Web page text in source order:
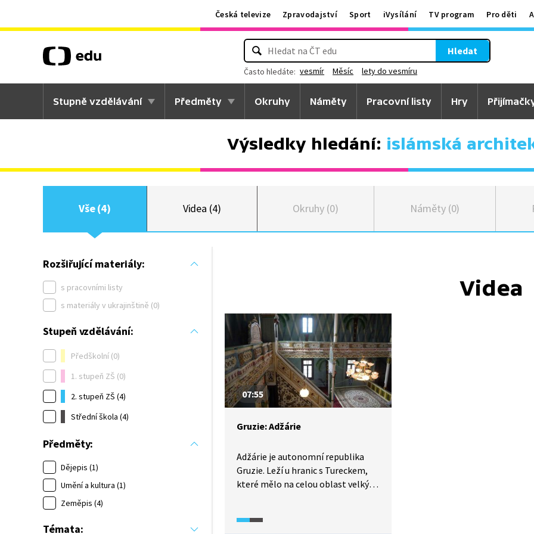
Česká televize Zpravodajství Sport iVysílání TV program Pro děti
Hledat
Často hledáte: vesmír Měsíc lety do vesmíru
Stupně vzdělávání Předměty Okruhy Náměty Pracovní listy Hry
Výsledky hledání: islámská
Vše (4) Videa (4) Okruhy (0) Náměty (0)
Rozšiřující materiály:
s pracovními listy
s materiály v ukrajinštině (0)
Stupeň vzdělávání:
Předškolní (0)
1. stupeň ZŠ (0)
2. stupeň ZŠ (4)
Střední škola (4)
Předměty:
Dějepis (1)
Umění a kultura (1)
Zeměpis (4)
Témata:
Videa
07:55
Gruzie: Adžárie
Adžárie je autonomní republika
Gruzie. Leží u hranic s Tureckem,
které mělo na celou oblast velký
obyvatelé Adžárie islám. Dnes